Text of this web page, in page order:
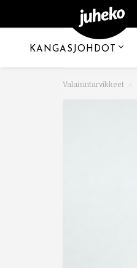
KANGASJOHDOT
Valaisintarvikkeet